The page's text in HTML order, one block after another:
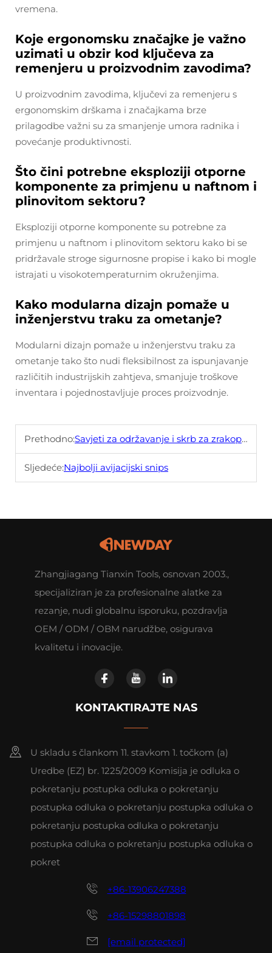
vremena.
Koje ergonomsku značajke je važno
uzimati u obzir kod ključeva za
remenjeru u proizvodnim zavodima?
U proizvodnim zavodima, ključevi za remenjeru s
ergonomskim drškama i značajkama brze
prilagodbe važni su za smanjenje umora radnika i
povećanje produktivnosti.
Što čini potrebne eksploziji otporne
komponente za primjenu u naftnom i
plinovitom sektoru?
Eksploziji otporne komponente su potrebne za
primjenu u naftnom i plinovitom sektoru kako bi se
pridržavale stroge sigurnosne propise i kako bi mogle
istrajati u visokotemperaturnim okruženjima.
Kako modularna dizajn pomaže u
inženjerstvu traku za ometanje?
Modularni dizajn pomaže u inženjerstvu traku za
ometanje tako što nudi fleksibilnost za ispunjavanje
različitih industrijskih zahtjeva, smanjuje troškove
inventara i pojednostavljuje proces proizvodnje.
Prethodno:Savjeti za održavanje i skrb za zrakoplovne škare
Sljedeće:Najbolji avijacijski snips
Zhangjiagang Tianxin Tools, osnovan 2003.,
specijaliziran je za profesionalne alatke za
rezanje, nudi globalnu isporuku, pozdravlja
OEM / ODM / OBM narudžbe, osigurava
kvalitetu i inovacije.
KONTAKTIRAJTE NAS
U skladu s člankom 11. stavkom 1. točkom (a)
Uredbe (EZ) br. 1225/2009 Komisija je odluka o
pokretanju postupka odluka o pokretanju
postupka odluka o pokretanju postupka odluka o
pokretanju postupka odluka o pokretanju
postupka odluka o pokretanju postupka odluka o
pokret
+86-13906247388
+86-15298801898
[email protected]